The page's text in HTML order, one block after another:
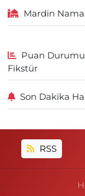
Mardin
Puan
Fikstür
Son Dakika
RSS